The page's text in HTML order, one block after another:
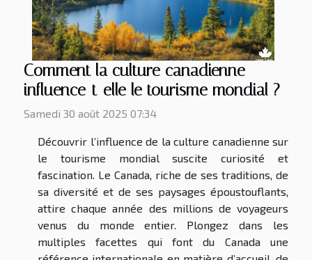
Comment la culture canadienne
influence-t-elle le tourisme mondial ?
Samedi 30 août 2025 07:34
Découvrir l’influence de la culture canadienne sur
le tourisme mondial suscite curiosité et
fascination. Le Canada, riche de ses traditions, de
sa diversité et de ses paysages époustouflants,
attire chaque année des millions de voyageurs
venus du monde entier. Plongez dans les
multiples facettes qui font du Canada une